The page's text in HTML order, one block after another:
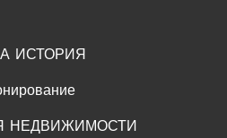
ИСТОРИЯ
НЕДВИЖИМОСТИ